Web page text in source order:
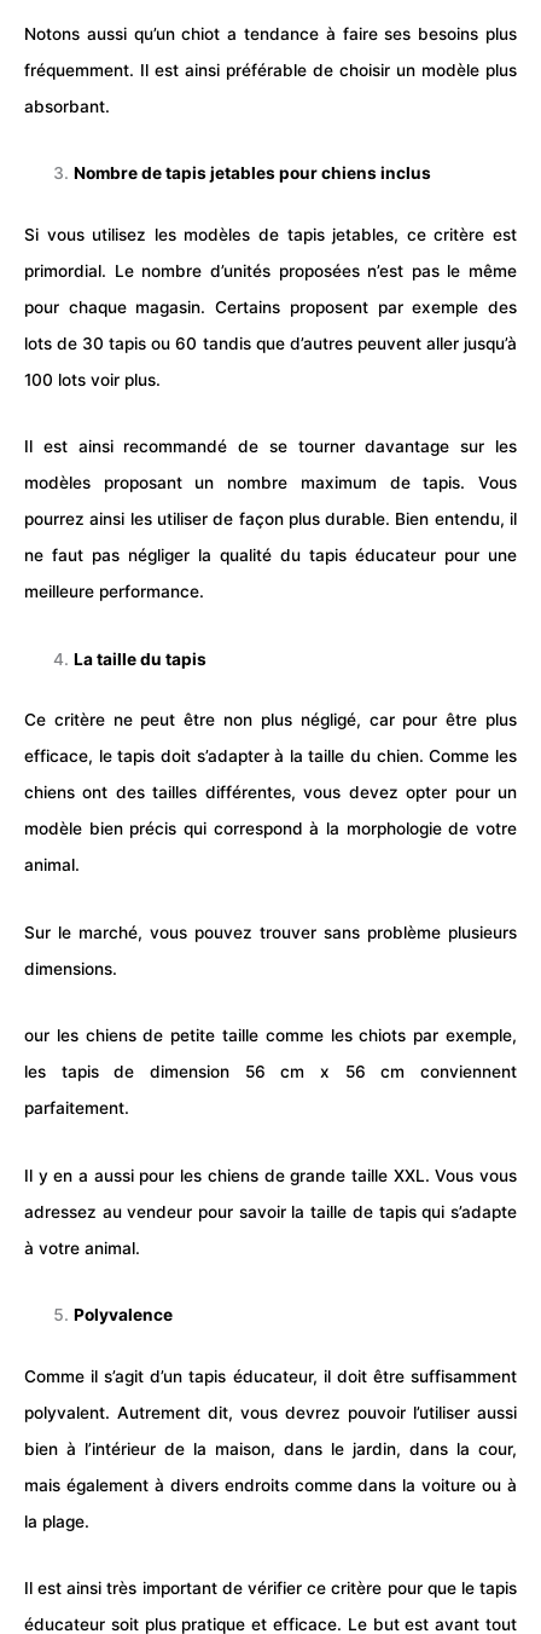
Notons aussi qu’un chiot a tendance à faire ses besoins plus
fréquemment. Il est ainsi préférable de choisir un modèle plus
absorbant.
Nombre de tapis jetables pour chiens inclus
Si vous utilisez les modèles de tapis jetables, ce critère est
primordial. Le nombre d’unités proposées n’est pas le même
pour chaque magasin. Certains proposent par exemple des
lots de 30 tapis ou 60 tandis que d’autres peuvent aller jusqu’à
100 lots voir plus.
Il est ainsi recommandé de se tourner davantage sur les
modèles proposant un nombre maximum de tapis. Vous
pourrez ainsi les utiliser de façon plus durable. Bien entendu, il
ne faut pas négliger la qualité du tapis éducateur pour une
meilleure performance.
La taille du tapis
Ce critère ne peut être non plus négligé, car pour être plus
efficace, le tapis doit s’adapter à la taille du chien. Comme les
chiens ont des tailles différentes, vous devez opter pour un
modèle bien précis qui correspond à la morphologie de votre
animal.
Sur le marché, vous pouvez trouver sans problème plusieurs
dimensions.
our les chiens de petite taille comme les chiots par exemple,
les tapis de dimension 56 cm x 56 cm conviennent
parfaitement.
Il y en a aussi pour les chiens de grande taille XXL. Vous vous
adressez au vendeur pour savoir la taille de tapis qui s’adapte
à votre animal.
Polyvalence
Comme il s’agit d’un tapis éducateur, il doit être suffisamment
polyvalent. Autrement dit, vous devrez pouvoir l’utiliser aussi
bien à l’intérieur de la maison, dans le jardin, dans la cour,
mais également à divers endroits comme dans la voiture ou à
la plage.
Il est ainsi très important de vérifier ce critère pour que le tapis
éducateur soit plus pratique et efficace. Le but est avant tout